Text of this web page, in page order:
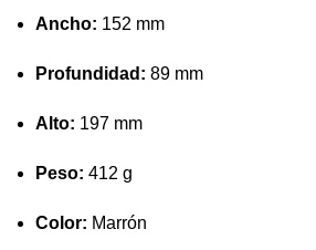
Ancho: 152 mm
Profundidad: 89 mm
Alto: 197 mm
Peso: 412 g
Color: Marrón